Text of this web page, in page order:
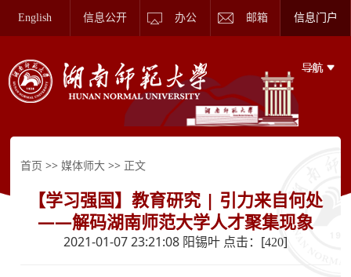
English 信息公开 办公 邮箱 信息门户
首页 >>媒体师大 >> 正文
【学习强国】教育研究 | 引力来自何处
——解码湖南师范大学人才聚集现象
2021-01-07 23:21:08 阳锡叶 点击：[420]